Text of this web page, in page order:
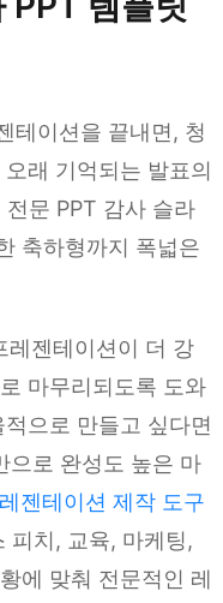
테이션을 끝내면, 청
래 기억되는 발표의
문 PPT 감사 슬라
축하형까지 폭넓은
젠테이션이 더 강
마무리되도록 도와
으로 만들고 싶다면
으로 완성도 높은 마
젠테이션 제작 도구
피치, 교육, 마케팅,
에 맞춰 전문적인 레